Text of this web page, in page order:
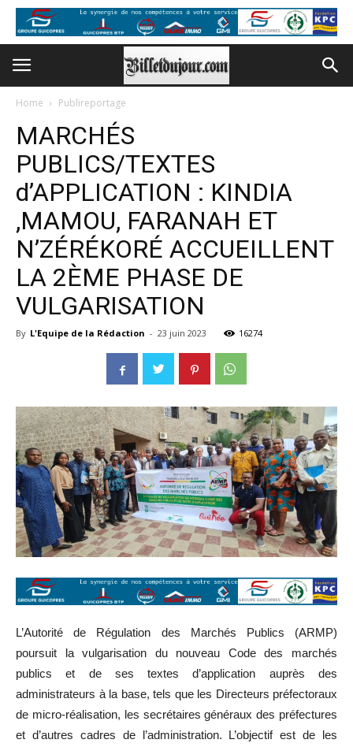
Home Publireportage
MARCHÉS
PUBLICS/TEXTES
d’APPLICATION : KINDIA
,MAMOU, FARANAH ET
N’ZÉRÉKORÉ ACCUEILLENT
LA 2ÈME PHASE DE
VULGARISATION
By L'Equipe de la Rédaction - 23 juin 2023 16274
L’Autorité de Régulation des Marchés Publics (ARMP)
poursuit la vulgarisation du nouveau Code des marchés
publics et de ses textes d’application auprès des
administrateurs à la base, tels que les Directeurs préfectoraux
de micro-réalisation, les secrétaires généraux des préfectures
et d’autres cadres de l’administration. L’objectif est de les